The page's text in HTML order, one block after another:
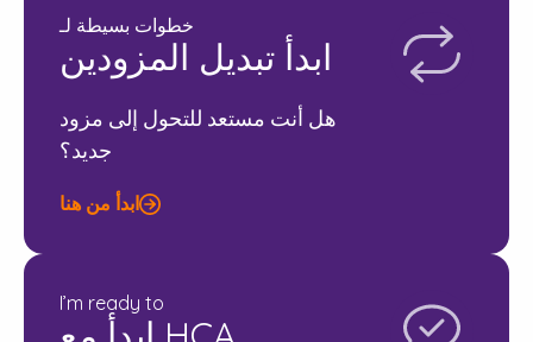
خطوات بسيطة لـ
ابدأ تبديل المزودين
هل أنت مستعد للتحول إلى مزود
جديد؟
ابدأ من هنا
I’m ready to